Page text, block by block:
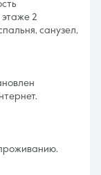
2
санузел,